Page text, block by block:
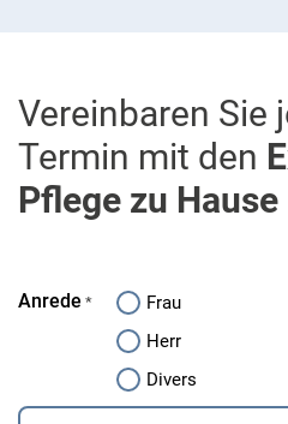
Vereinbaren Sie
Termin mit den
Pflege zu Hause
Anrede *
Frau
Herr
Divers